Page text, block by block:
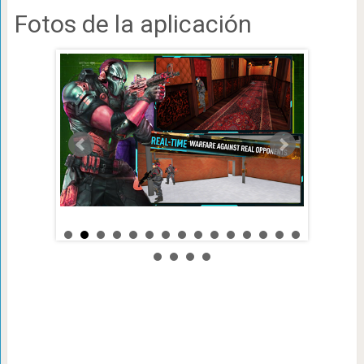
Fotos de la aplicación